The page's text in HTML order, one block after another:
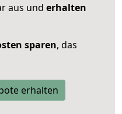
aus und erhalten
sparen, das
erhalten